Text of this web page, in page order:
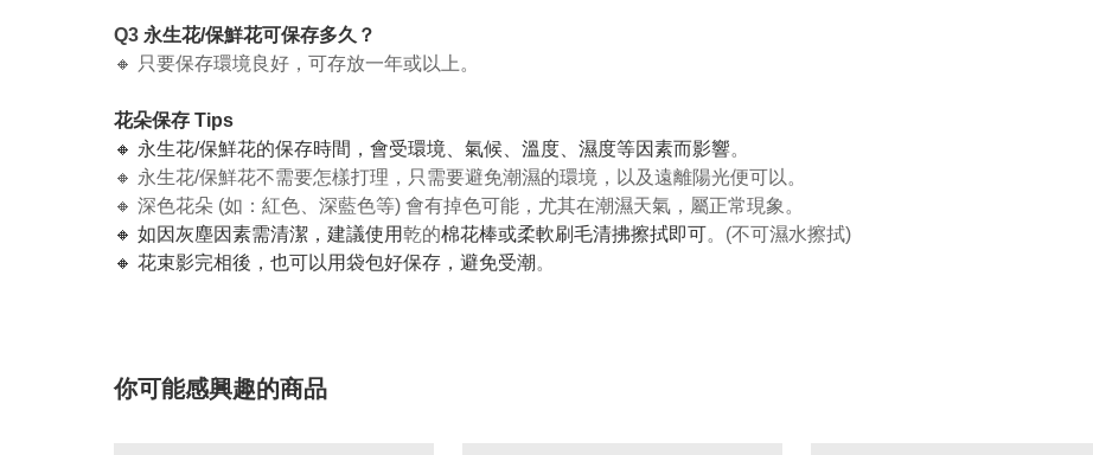
Q3 永生花/保鮮花可保存多久？
🔸 只要保存環境良好，可存放一年或以上。
花朵保存 Tips
🔸 永生花/保鮮花的保存時間，會受環境、氣候、溫度、濕度等因素而影響。
🔸 永生花/保鮮花不需要怎樣打理，只需要避免潮濕的環境，以及遠離陽光便可以。
🔸 深色花朵 (如：紅色、深藍色等) 會有掉色可能，尤其在潮濕天氣，屬正常現象。
🔸 如因灰塵因素需清潔，建議使用乾的棉花棒或柔軟刷毛清拂擦拭即可。(不可濕水擦拭)
🔸 花束影完相後，也可以用袋包好保存，避免受潮 。
你可能感興趣的商品